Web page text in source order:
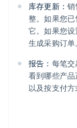
库存更新： 销
整。如果您
它。如果您
生成采购订单
报告： 每笔
看到哪些产品
以及按支付方